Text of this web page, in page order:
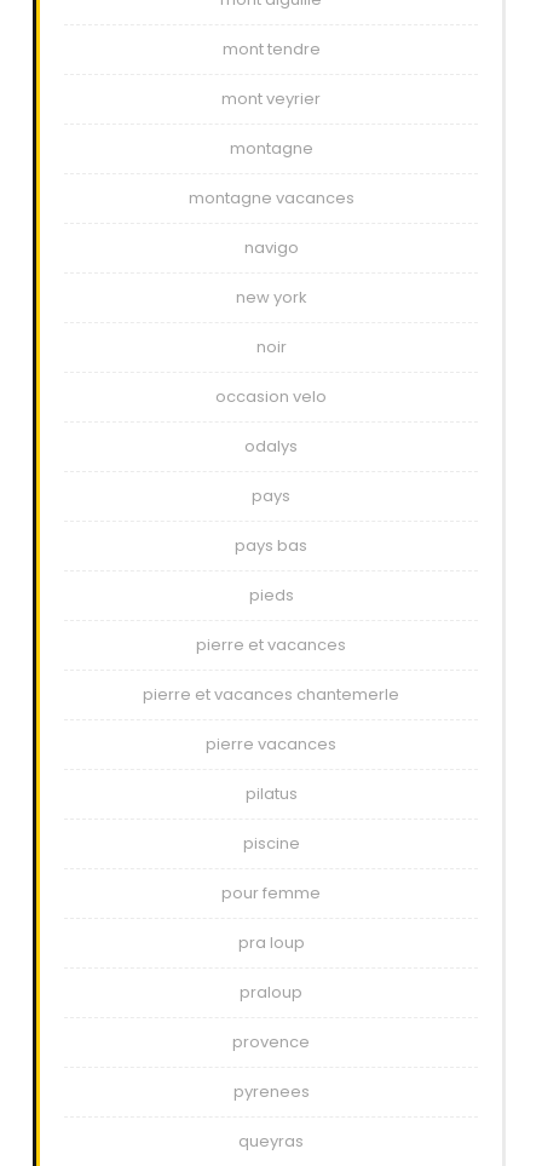
mont tendre
mont veyrier
montagne
montagne vacances
navigo
new york
noir
occasion velo
odalys
pays
pays bas
pieds
pierre et vacances
pierre et vacances chantemerle
pierre vacances
pilatus
piscine
pour femme
pra loup
praloup
provence
pyrenees
queyras